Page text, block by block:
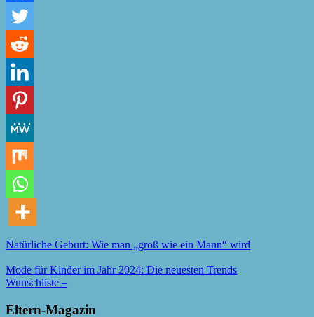
Natürliche Geburt: Wie man „groß wie ein Mann“ wird
Mode für Kinder im Jahr 2024: Die neuesten Trends
Wunschliste –
Eltern-Magazin